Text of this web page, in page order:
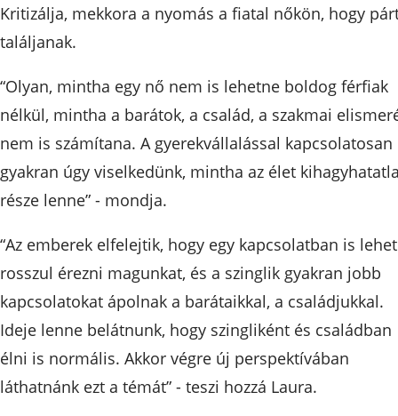
Kritizálja, mekkora a nyomás a fiatal nőkön, hogy
találjanak.
“Olyan, mintha egy nő nem is lehetne boldog férfiak
nélkül, mintha a barátok, a család, a szakmai
nem is számítana. A gyerekvállalással kapcsolatosan
gyakran úgy viselkedünk, mintha az élet
része lenne” - mondja.
“Az emberek elfelejtik, hogy egy kapcsolatban is lehet
rosszul érezni magunkat, és a szinglik gyakran jobb
kapcsolatokat ápolnak a barátaikkal, a családjukkal.
Ideje lenne belátnunk, hogy szingliként és családban
élni is normális. Akkor végre új perspektívában
láthatnánk ezt a témát” - teszi hozzá Laura.